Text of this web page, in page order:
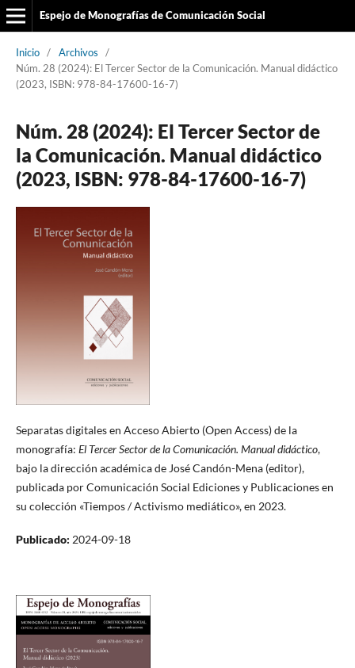
Espejo de Monografías de Comunicación Social
Inicio / Archivos
/
Núm. 28 (2024): El Tercer Sector de la Comunicación. Manual didáctico
(2023, ISBN: 978-84-17600-16-7)
Núm. 28 (2024): El Tercer Sector de
la Comunicación. Manual didáctico
(2023, ISBN: 978-84-17600-16-7)
Separatas digitales en Acceso Abierto (Open Access) de la
monografía: El Tercer Sector de la Comunicación. Manual didáctico,
bajo la dirección académica de José Candón-Mena (editor),
publicada por Comunicación Social Ediciones y Publicaciones en
su colección «Tiempos / Activismo mediático», en 2023.
Publicado: 2024-09-18